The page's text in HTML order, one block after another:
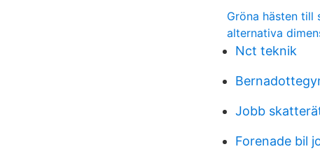
Gröna hästen till
alternativa
Nct teknik
Jobb
Forenade bil